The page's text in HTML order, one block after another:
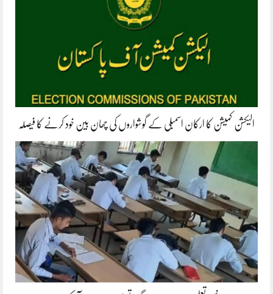
الیکشن کمیشن کا ارکان اسمبلی کے گوشواروں کی چھان بین خود کرنے کا فیصلہ